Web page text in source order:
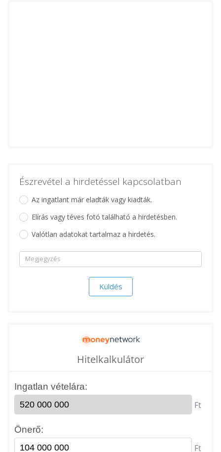
Észrevétel a hirdetéssel kapcsolatban
Az ingatlant már eladták vagy kiadták.
Elírás vagy téves fotó található a hirdetésben.
Valótlan adatokat tartalmaz a hirdetés.